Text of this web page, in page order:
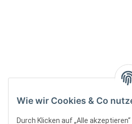
Wie wir Cookies & Co
Durch Klicken auf „Alle